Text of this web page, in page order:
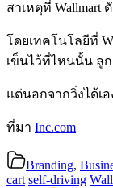
สาเหตุที่
โดยเทคโนโลยีที่
เข็นไว้ที่ไหนนั้น ลู
แต่นอกจากวิ่งได้เ
ที่มา Inc.com
Branding,
cart self-driving